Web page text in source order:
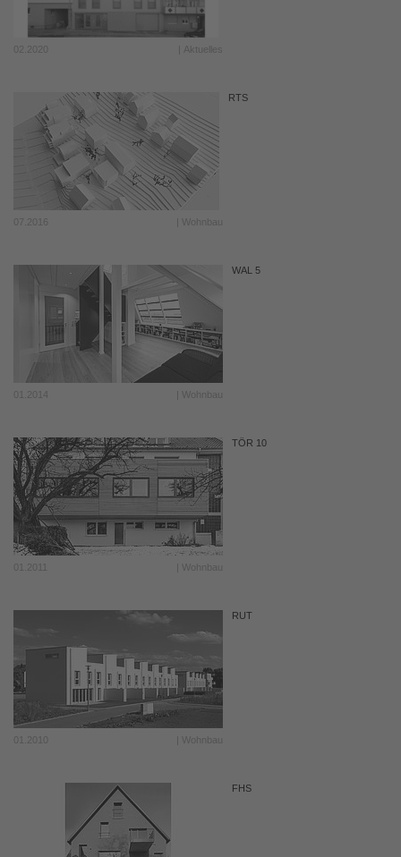
| Aktuelles
RTS
07.2016 | Wohnbau
WAL 5
01.2014 | Wohnbau
TÖR 10
| Wohnbau
RUT
| Wohnbau
FHS